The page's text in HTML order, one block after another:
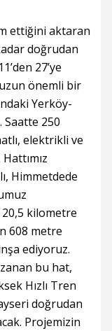
ettiğini aktaran
doğrudan
27’ye
önemli bir
Yerköy-
Saatte 250
elektrikli ve
Himmetdede
20,5 kilometre
608 metre
ediyoruz.
bu hat,
Hızlı Tren
doğrudan
Projemizin